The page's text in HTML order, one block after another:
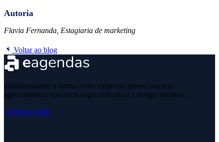
Autoria
Flavia Fernanda, Estagiaria de marketing
Voltar ao blog
Transformando a forma como empresas gerenciam seus
agendamentos com tecnologia inovadora e design intuitivo.
Começar grátis